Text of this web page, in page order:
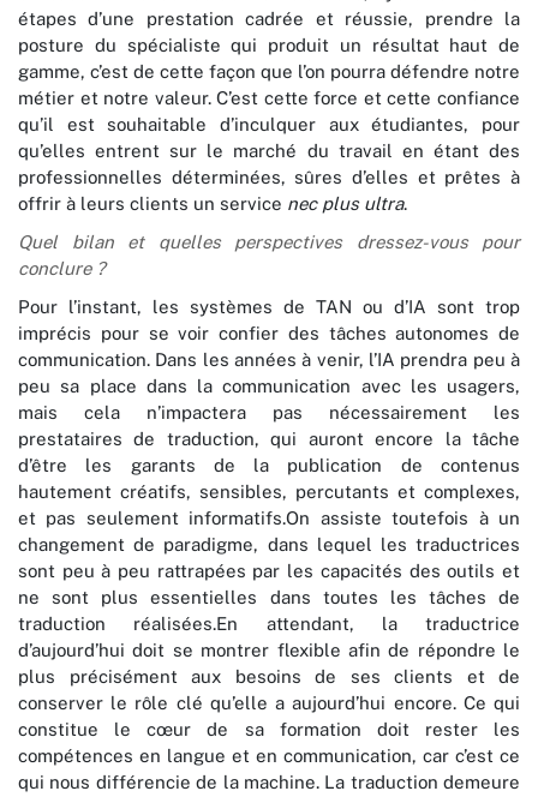
étapes d’une prestation cadrée et réussie, prendre la
posture du spécialiste qui produit un résultat haut de
gamme, c’est de cette façon que l’on pourra défendre notre
métier et notre valeur. C’est cette force et cette confiance
qu’il est souhaitable d’inculquer aux étudiantes, pour
qu’elles entrent sur le marché du travail en étant des
professionnelles déterminées, sûres d’elles et prêtes à
offrir à leurs clients un service nec plus ultra.
Quel bilan et quelles perspectives dressez-vous pour
conclure ?
Pour l’instant, les systèmes de TAN ou d’IA sont trop
imprécis pour se voir confier des tâches autonomes de
communication. Dans les années à venir, l’IA prendra peu à
peu sa place dans la communication avec les usagers,
mais cela n’impactera pas nécessairement les
prestataires de traduction, qui auront encore la tâche
d’être les garants de la publication de contenus
hautement créatifs, sensibles, percutants et complexes,
et pas seulement informatifs.On assiste toutefois à un
changement de paradigme, dans lequel les traductrices
sont peu à peu rattrapées par les capacités des outils et
ne sont plus essentielles dans toutes les tâches de
traduction réalisées.En attendant, la traductrice
d’aujourd’hui doit se montrer flexible afin de répondre le
plus précisément aux besoins de ses clients et de
conserver le rôle clé qu’elle a aujourd’hui encore. Ce qui
constitue le cœur de sa formation doit rester les
compétences en langue et en communication, car c’est ce
qui nous différencie de la machine. La traduction demeure